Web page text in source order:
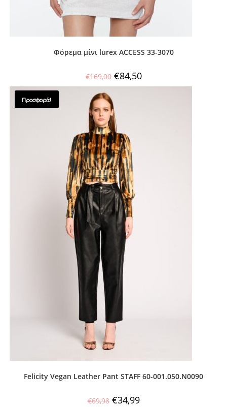
Φόρεμα μίνι lurex ACCESS 33-3070
€169,00 €84,50
SALES !
Προσφορά!
Felicity Vegan Leather Pant STAFF 60-001.050.Ν0090
€69,98 €34,99